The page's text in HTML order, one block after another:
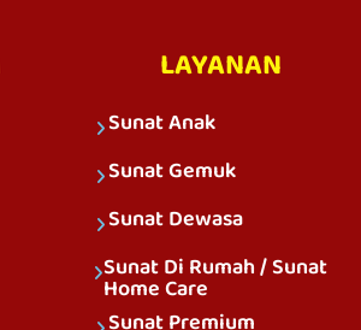
LAYANAN
Sunat Anak
Sunat Gemuk
Sunat Dewasa
Sunat Di Rumah / Sunat
Home Care
Sunat Premium